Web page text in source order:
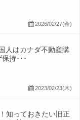
2026/02/27(金)
人はカナダ不動産購
持･･･
2023/02/23(木)
知っておきたい旧正